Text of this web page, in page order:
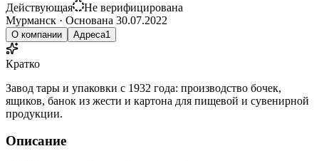
Действующая
Не верифицирована
Мурманск · Основана 30.07.2022
О компании Адреса1
Кратко
Завод тары и упаковки с 1932 года: производство бочек,
ящиков, банок из жести и картона для пищевой и сувенирной
продукции.
Описание